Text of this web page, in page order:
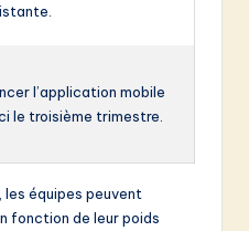
l’application mobile
le troisième trimestre.
équipes peuvent
fonction de leur poids